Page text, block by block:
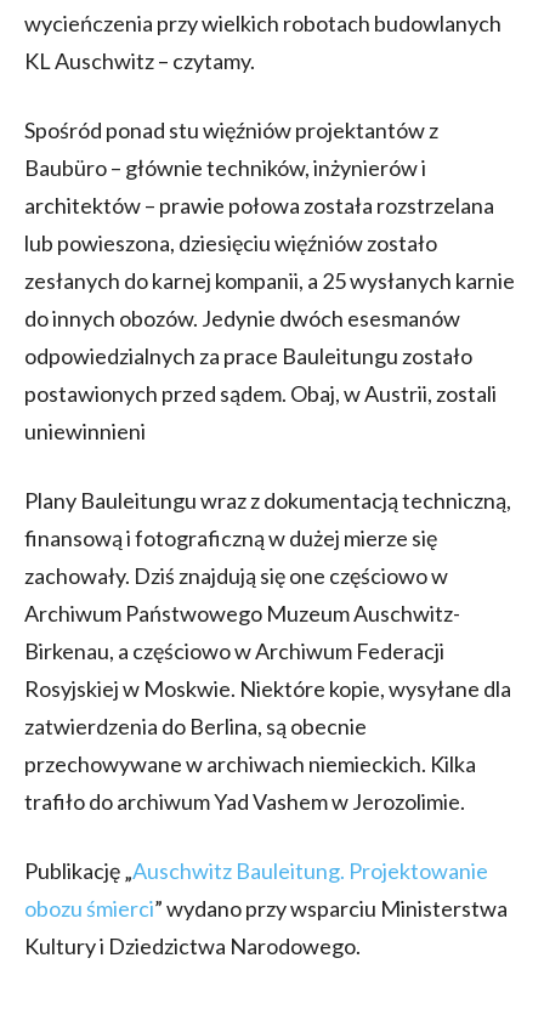
wycieńczenia przy wielkich robotach budowlanych
KL Auschwitz – czytamy.
Spośród ponad stu więźniów projektantów z
Baubüro – głównie techników, inżynierów i
architektów – prawie połowa została rozstrzelana
lub powieszona, dziesięciu więźniów zostało
zesłanych do karnej kompanii, a 25 wysłanych karnie
do innych obozów. Jedynie dwóch esesmanów
odpowiedzialnych za prace Bauleitungu zostało
postawionych przed sądem. Obaj, w Austrii, zostali
uniewinnieni
Plany Bauleitungu wraz z dokumentacją techniczną,
finansową i fotograficzną w dużej mierze się
zachowały. Dziś znajdują się one częściowo w
Archiwum Państwowego Muzeum Auschwitz-
Birkenau, a częściowo w Archiwum Federacji
Rosyjskiej w Moskwie. Niektóre kopie, wysyłane dla
zatwierdzenia do Berlina, są obecnie
przechowywane w archiwach niemieckich. Kilka
trafiło do archiwum Yad Vashem w Jerozolimie.
Publikację „Auschwitz Bauleitung. Projektowanie
obozu śmierci” wydano przy wsparciu Ministerstwa
Kultury i Dziedzictwa Narodowego.